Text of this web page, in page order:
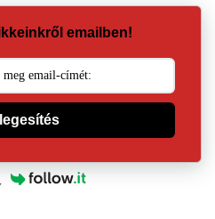
emailben!